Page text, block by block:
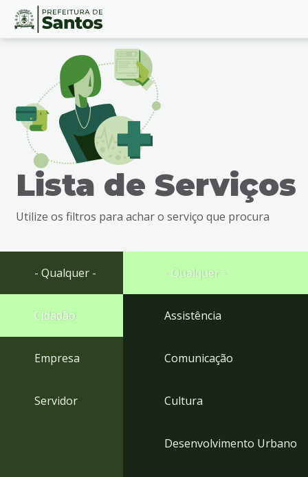
Ir
busca
Ir
rodapé
Conteúdo
Lista de Serviços
Utilize os filtros para achar o serviço que procura
- Qualquer -
Cidadão
Empresa
Servidor
- Qualquer -
Assistência
Comunicação
Cultura
Desenvolvimento Urbano